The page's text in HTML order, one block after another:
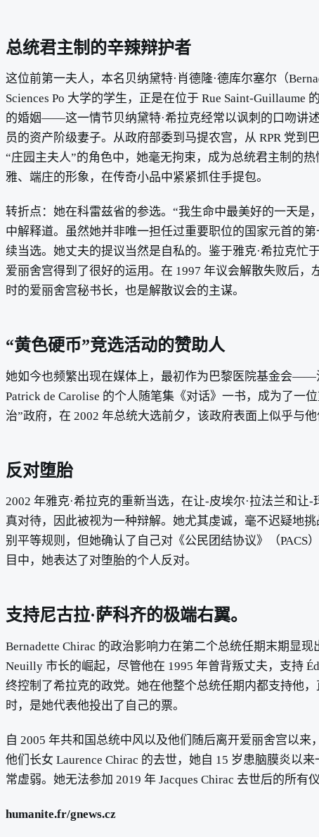
总统君主制的辛辣辩护者
这位前第一夫人，本名贝纳黛特·肖德隆·德库尔塞尔（
Sciences Po 大学的学生，正是在位于 Rue Saint-
的婚姻——这一情节贝纳黛特·希拉克经常以讽刺的口吻讲
员的资产阶级妻子。从政府部委到马提农宫，从 RPR 党
“庄园主夫人”的角色中，她毫无拘束，成为总统君主制的
雅、端庄的形象，在传奇小品中紧紧抓住手提包。
转折点：她在科雷兹省的参选。“我生命中最美好的一天是
中解释道。虽然她并非唯一担任过重要职位的国家元首
续当选。她丈夫的提议当然是自私的。鉴于雅克·希拉克忙
爱丽舍宫得到了很好的运用。在 1997 年议会解散失败后
时的爱丽舍宫秘书长，也是解散议会的主谋。
“黄色硬币”竞选活动的赞助人
她如今也频繁出现在媒体上，最初作为巴黎医院基金会——
Patrick de Carolise 的个人随笔集《对话》一书，成为了一
治”政府，在 2002 年总统大选前夕，该政府表面上似乎与
反对堕胎
2002 年雅克·希拉克的重新当选，在让-皮埃尔·拉法兰和
真对待，因此被视为一种辩解。她尤其虔诚，毫不迟疑地
别平等规则，但她确认了自己对《公民团结协议》（
目中，她表达了对堕胎的个人反对。
支持尼古拉·萨科齐的极端右翼。
Bernadette Chirac 的政治影响力在第二个总统任期末期显
Neuilly 市长的崛起，尽管他在 1995 年曾背叛丈夫，支持
终控制了希拉克的政党。她在他整个总统任期内都支持他
时，是她代表他投出了自己的票。
自 2005 年共和国总统中风以及他们随后离开爱丽舍宫以
他们长女 Laurence Chirac 的去世，她自 15 岁患脑膜炎以
常虚弱。她无法参加 2019 年 Jacques Chirac 去世后的所有仪
humanite.fr/gnews.cz